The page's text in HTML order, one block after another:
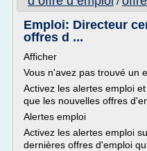
Emploi: Directeur
offres d ...
Afficher
Vous n'avez pas trouvé un
Activez les alertes emploi
que les nouvelles offres
Alertes emploi
Activez les alertes emploi
dernières offres d'emploi